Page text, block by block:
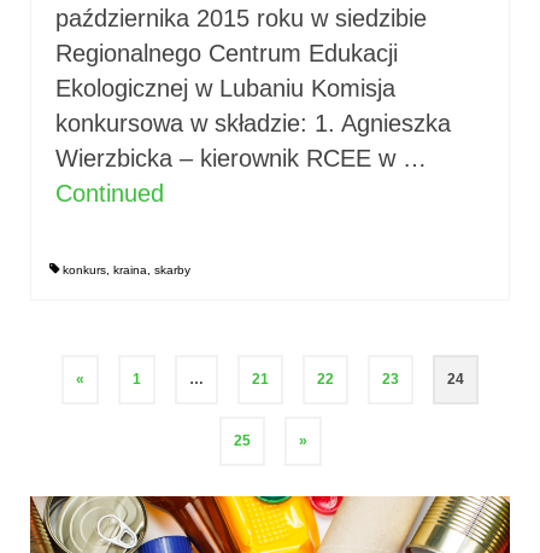
października 2015 roku w siedzibie
Regionalnego Centrum Edukacji
Ekologicznej w Lubaniu Komisja
konkursowa w składzie: 1. Agnieszka
Wierzbicka – kierownik RCEE w …
Continued
konkurs kraina skarby
Stronicowanie
« 1 … 21 22 23 24
25 »